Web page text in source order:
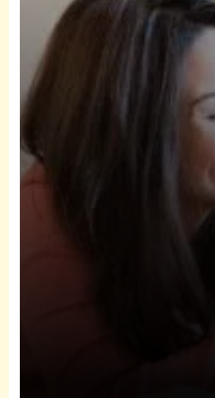
25 décembre 2024